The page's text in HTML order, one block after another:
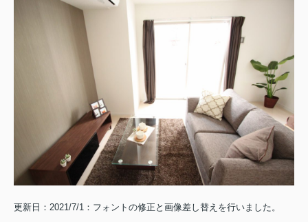
更新日：2021/7/1：フォントの修正と画像差し替えを行いました。